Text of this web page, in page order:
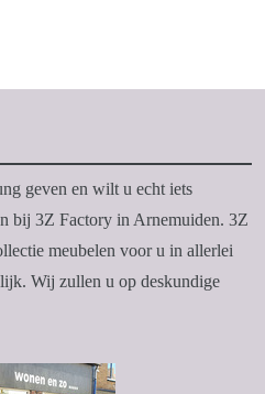
geven en wilt u echt iets
bij 3Z Factory in Arnemuiden. 3Z
meubelen voor u in allerlei
Wij zullen u op deskundige